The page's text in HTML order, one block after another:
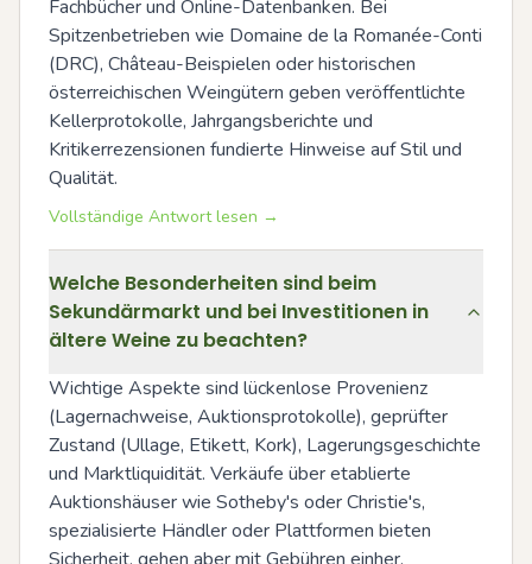
Fachbücher und Online-Datenbanken. Bei
Spitzenbetrieben wie Domaine de la Romanée-Conti
(DRC), Château-Beispielen oder historischen
österreichischen Weingütern geben veröffentlichte
Kellerprotokolle, Jahrgangsberichte und
Kritikerrezensionen fundierte Hinweise auf Stil und
Qualität.
Vollständige Antwort lesen →
Welche Besonderheiten sind beim
Sekundärmarkt und bei Investitionen in
ältere Weine zu beachten?
Wichtige Aspekte sind lückenlose Provenienz
(Lagernachweise, Auktionsprotokolle), geprüfter
Zustand (Ullage, Etikett, Kork), Lagerungsgeschichte
und Marktliquidität. Verkäufe über etablierte
Auktionshäuser wie Sotheby's oder Christie's,
spezialisierte Händler oder Plattformen bieten